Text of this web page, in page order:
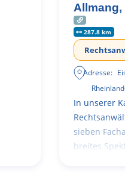
287.8 km
Adresse:
In unserer
sieben
breites